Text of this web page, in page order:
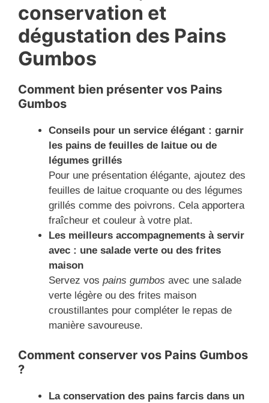
conservation et
dégustation des Pains
Gumbos
Comment bien présenter vos Pains
Gumbos
Conseils pour un service élégant : garnir
les pains de feuilles de laitue ou de
légumes grillés
Pour une présentation élégante, ajoutez des
feuilles de laitue croquante ou des légumes
grillés comme des poivrons. Cela apportera
fraîcheur et couleur à votre plat.
Les meilleurs accompagnements à servir
avec : une salade verte ou des frites
maison
Servez vos pains gumbos avec une salade
verte légère ou des frites maison
croustillantes pour compléter le repas de
manière savoureuse.
Comment conserver vos Pains Gumbos
?
La conservation des pains farcis dans un